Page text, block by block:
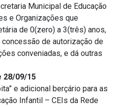
Municipal de Educação
e Organizações que
de 0(zero) a 3(três) anos,
de autorização de
conveniadas, e dá outras
28/09/15
e adicional berçário para as
Infantil – CEIs da Rede